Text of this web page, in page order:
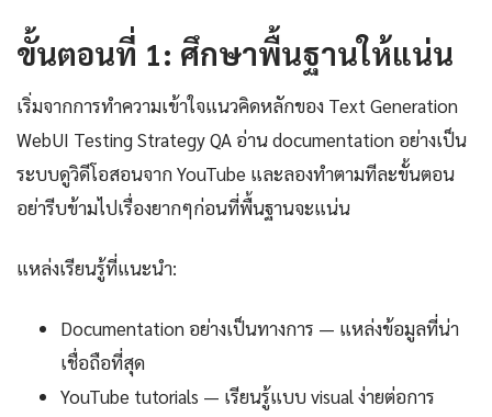
ขั้นตอนที่ 1: ศึกษาพื้นฐานให้แน่น
เริ่มจากการทำความเข้าใจแนวคิดหลักของ Text Generation
WebUI Testing Strategy QA อ่าน documentation อย่างเป็น
ระบบดูวิดีโอสอนจาก YouTube และลองทำตามทีละขั้นตอน
อย่ารีบข้ามไปเรื่องยากๆก่อนที่พื้นฐานจะแน่น
แหล่งเรียนรู้ที่แนะนำ:
Documentation อย่างเป็นทางการ — แหล่งข้อมูลที่น่า
เชื่อถือที่สุด
YouTube tutorials — เรียนรู้แบบ visual ง่ายต่อการ